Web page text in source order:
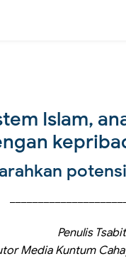
Islam,
Penulis
Media Kuntum